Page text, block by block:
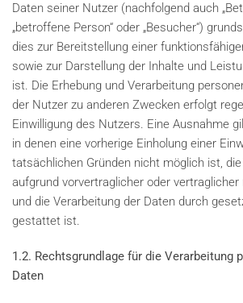
Daten seiner Nutzer (nachfolgend auch
„betroffene Person“ oder „Besucher“)
dies zur Bereitstellung einer
sowie zur Darstellung der Inhalte und
ist. Die Erhebung und Verarbeitung
der Nutzer zu anderen Zwecken erfolgt
Einwilligung des Nutzers. Eine Ausnahme
in denen eine vorherige Einholung einer
tatsächlichen Gründen nicht möglich ist,
aufgrund vorvertraglicher oder
und die Verarbeitung der Daten durch
gestattet ist.
1.2. Rechtsgrundlage für die Verarbeitung
Daten